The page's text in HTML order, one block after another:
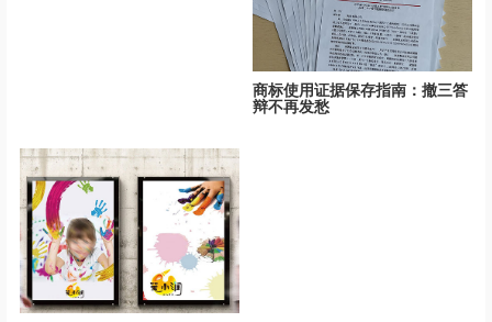
商标使用证据保存指南：撤三答
辩不再发愁